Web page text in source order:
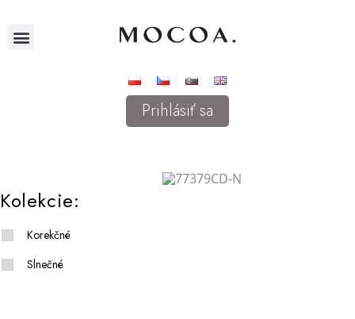
Prihlásiť sa
Kolekcie:
Korekčné
Slnečné